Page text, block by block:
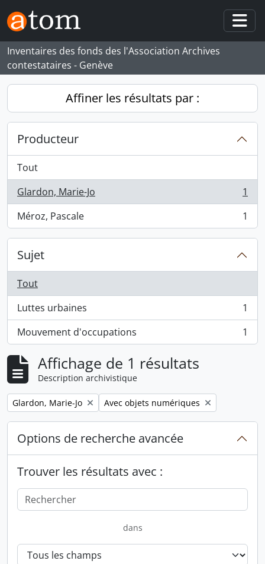
Skip to main content
Inventaires des fonds des l'Association Archives
contestataires - Genève
Affiner les résultats par :
Producteur
Tout
Glardon, Marie-Jo
, 1 résultats
1
Méroz, Pascale
, 1 résultats 1
Sujet
Tout
Luttes urbaines
, 1 résultats
1
Mouvement d'occupations
, 1 résultats 1
Affichage de 1 résultats
Description archivistique
Remove filter:
Glardon, Marie-Jo Remove filter:
Avec objets numériques
Options de recherche avancée
Trouver les résultats avec :
dans